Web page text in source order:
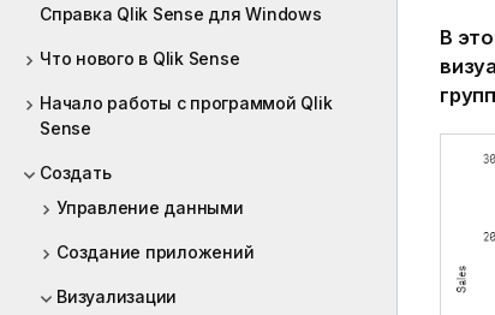
Справка Qlik Sense для Windows
Что нового в Qlik Sense
Начало работы с программой Qlik
Sense
Создать
Управление данными
Создание приложений
Визуализации
В